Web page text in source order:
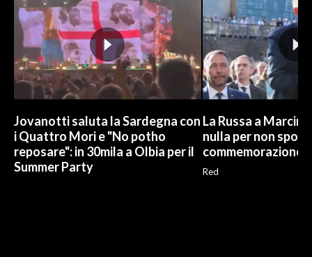
Jovanotti saluta la Sardegna con
i Quattro Mori e "No potho
reposare": in 30mila a Olbia per il
Summer Party
La Russa a
nulla per non
commemorazione
Red